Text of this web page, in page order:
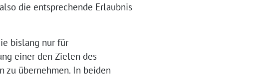
die entsprechende Erlaubnis
bislang nur für
einer den Zielen des
zu übernehmen. In beiden